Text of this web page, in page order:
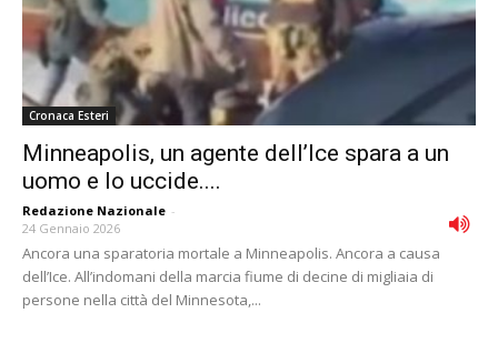
Cronaca Esteri
Minneapolis, un agente dell’Ice spara a un
uomo e lo uccide....
Redazione Nazionale -
24 Gennaio 2026
Ancora una sparatoria mortale a Minneapolis. Ancora a causa
dell’Ice. All’indomani della marcia fiume di decine di migliaia di
persone nella città del Minnesota,...